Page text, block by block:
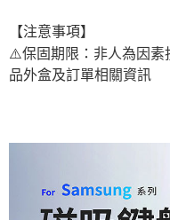
【注意事項】
⚠️保固期限：非人為因素
品外盒及訂單相關資訊